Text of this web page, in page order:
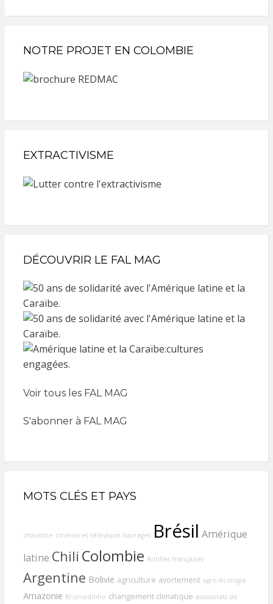
NOTRE PROJET EN COLOMBIE
EXTRACTIVISME
DÉCOUVRIR LE FAL MAG
Voir tous les FAL MAG
S'abonner à FAL MAG
MOTS CLÉS ET PAYS
chavisme cinéma et télévision barrages Brésil Amérique
latine Chili Colombie Antilles françaises
Argentine Bolivie agriculture avortement agro-écologie
Amazonie Brumadinho changement climatique assassinats de